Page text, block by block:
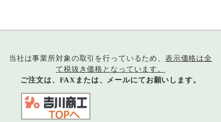
当社は事業所対象の取引を行っているため、 表示価格は全
て税抜き価格となっています。
ご注文は、FAXまたは、メールにてお願いします。